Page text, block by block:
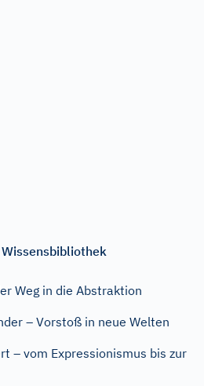
Weg in die Abstraktion
– Vorstoß in neue Welten
– vom Expressionismus bis zur